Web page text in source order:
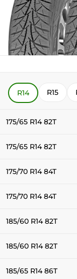
R14 R15
175/65 R14 82T
175/65 R14 82T
175/70 R14 84T
175/70 R14 84T
185/60 R14 82T
185/60 R14 82T
185/65 R14 86T